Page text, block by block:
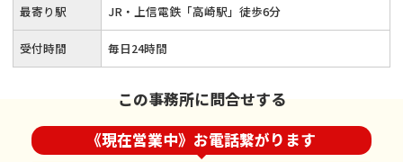
最寄り駅 JR・上信電鉄「高崎駅」徒歩6分
受付時間 毎日24時間
この事務所に問合せする
《現在営業中》お電話繋がります